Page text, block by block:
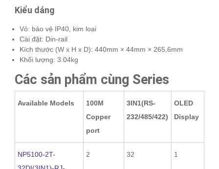
Kiểu dáng
Vỏ: bảo vệ IP40, kim loại
Cài đặt: Din-rail
Kích thước (W x H x D): 440mm × 44mm × 265,6mm
Khối lượng: 3.04kg
Các sản phẩm cùng Series
Available Models
100M
Copper
port
3IN1(RS-
232/485/422)
OLED
Display
NP5100-2T-
2 32 1